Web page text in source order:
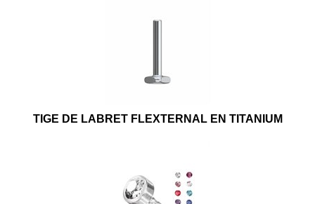
TIGE DE LABRET FLEXTERNAL EN TITANIUM